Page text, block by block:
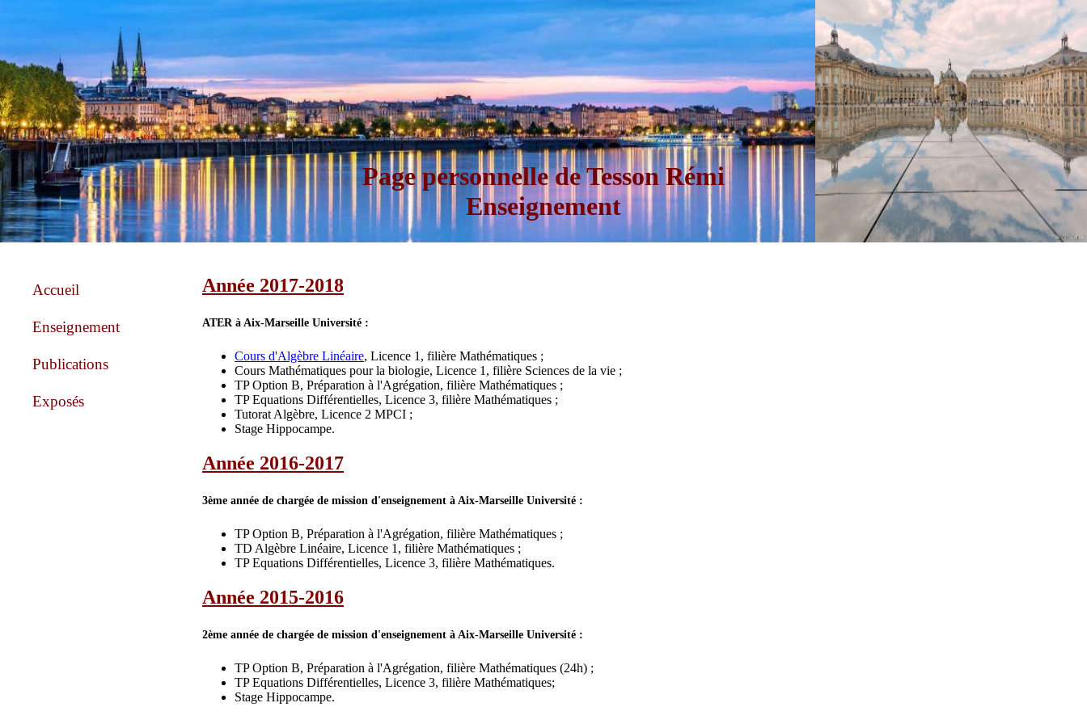
Page personnelle de Tesson Rémi
Enseignement
Accueil
Enseignement
Publications
Exposés
Année 2017-2018
ATER à Aix-Marseille Université :
Cours d'Algèbre Linéaire, Licence 1, filière Mathématiques ;
Cours Mathématiques pour la biologie, Licence 1, filière Sciences de la vie ;
TP Option B, Préparation à l'Agrégation, filière Mathématiques ;
TP Equations Différentielles, Licence 3, filière Mathématiques ;
Tutorat Algèbre, Licence 2 MPCI ;
Stage Hippocampe.
Année 2016-2017
3ème année de chargée de mission d'enseignement à Aix-Marseille Université :
TP Option B, Préparation à l'Agrégation, filière Mathématiques ;
TD Algèbre Linéaire, Licence 1, filière Mathématiques ;
TP Equations Différentielles, Licence 3, filière Mathématiques.
Année 2015-2016
2ème année de chargée de mission d'enseignement à Aix-Marseille Université :
TP Option B, Préparation à l'Agrégation, filière Mathématiques (24h) ;
TP Equations Différentielles, Licence 3, filière Mathématiques;
Stage Hippocampe.